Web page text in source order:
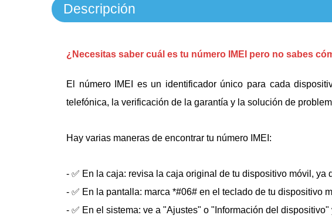
Descripción
¿Necesitas saber cuál es tu número IMEI pero no sabes
El número IMEI es un identificador único para cada
telefónica, la verificación de la garantía y la solución de
Hay varias maneras de encontrar tu número IMEI:
- ✅ En la caja: revisa la caja original de tu dispositivo móvil, ya
- ✅ En la pantalla: marca *#06# en el teclado de tu dispositivo
- ✅ En el sistema: ve a "Ajustes" o "Información del